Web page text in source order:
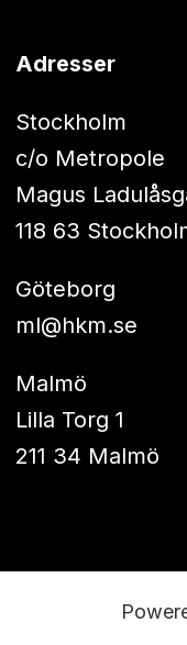
Adresser
Stockholm
c/o Metropole
Magus
118 63
Göteborg
ml@hkm.se
Malmö
Lilla Torg 1
211 34 Malmö